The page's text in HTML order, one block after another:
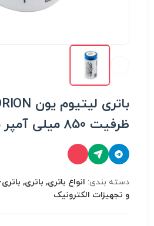
ظرفیت 850 میلی آمپر ساعت
دسته بندی: انواع باتری, باتری,
و تجهیزات الکترونیک